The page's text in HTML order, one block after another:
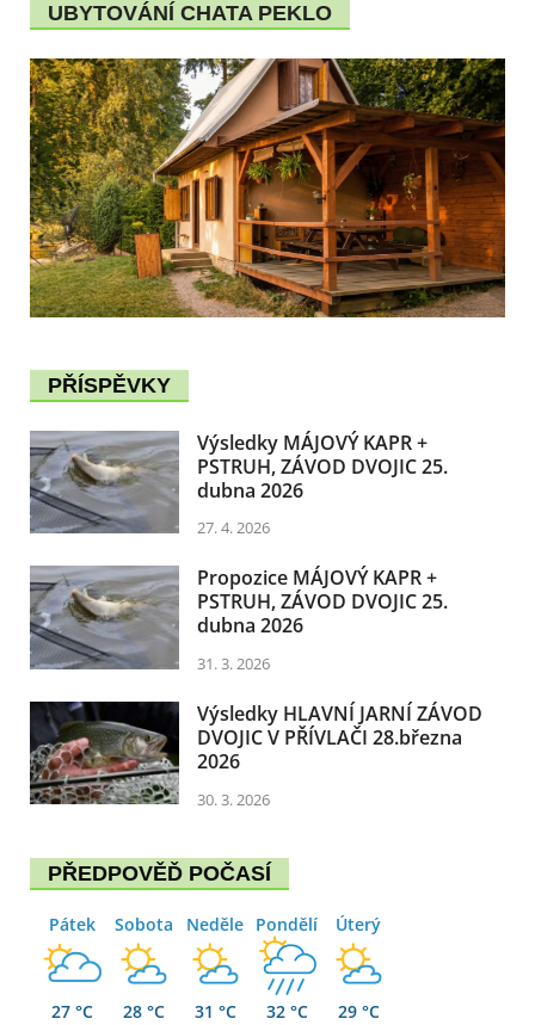
UBYTOVÁNÍ CHATA PEKLO
PŘÍSPĚVKY
Výsledky MÁJOVÝ KAPR +
PSTRUH, ZÁVOD DVOJIC 25.
dubna 2026
27. 4. 2026
Propozice MÁJOVÝ KAPR +
PSTRUH, ZÁVOD DVOJIC 25.
dubna 2026
31. 3. 2026
Výsledky HLAVNÍ JARNÍ ZÁVOD
DVOJIC V PŘÍVLAČI 28.března
2026
30. 3. 2026
PŘEDPOVĚĎ POČASÍ
Pátek
27 °C
Sobota
28 °C
Neděle
31 °C
Pondělí
32 °C
Úterý
29 °C